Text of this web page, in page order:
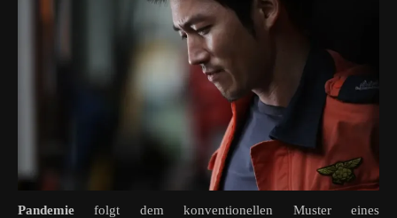
Pandemie folgt dem konventionellen Muster eines